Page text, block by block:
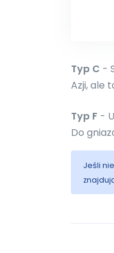
Typ C -
Azji, ale
Typ F -
Do
Jeśli